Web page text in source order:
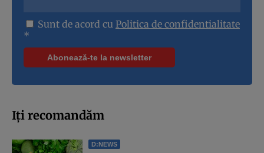
Sunt de acord cu Politica de confidentialitate
*
Iți recomandăm
D:NEWS